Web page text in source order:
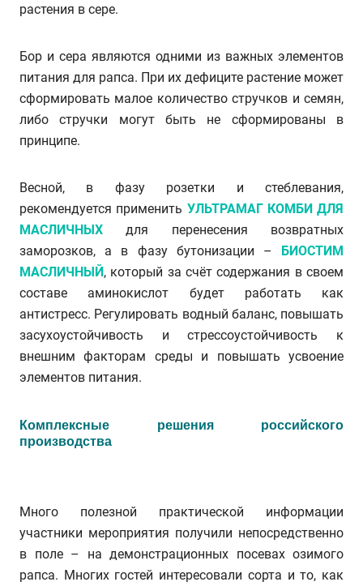
растения в сере.
Бор и сера являются одними из важных элементов
питания для рапса. При их дефиците растение может
сформировать малое количество стручков и семян,
либо стручки могут быть не сформированы в
принципе.
Весной, в фазу розетки и стеблевания,
рекомендуется применить УЛЬТРАМАГ КОМБИ ДЛЯ
МАСЛИЧНЫХ
для перенесения возвратных
заморозков, а в фазу бутонизации – БИОСТИМ
МАСЛИЧНЫЙ, который за счёт содержания в своем
составе аминокислот будет работать как
антистресс. Регулировать водный баланс, повышать
засухоустойчивость и стрессоустойчивость к
внешним факторам среды и повышать усвоение
элементов питания.
Комплексные решения российского
производства
Много полезной практической информации
участники мероприятия получили непосредственно
в поле – на демонстрационных посевах озимого
рапса. Многих гостей интересовали сорта и то, как